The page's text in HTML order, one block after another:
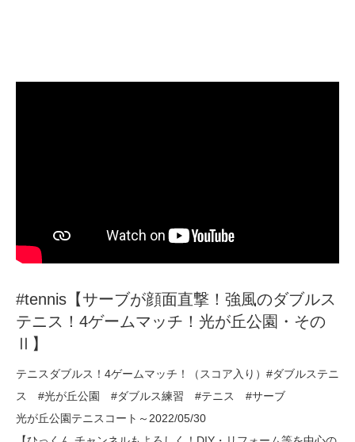
#tennis【サーブが顔面直撃！強風のダブルス
テニス！4ゲームマッチ！光が丘公園・その
Ⅱ】
テニスダブルス！4ゲームマッチ！（スコア入り）#ダブルステニ
ス #光が丘公園 #ダブルス練習 #テニス #サーブ
光が丘公園テニスコート～2022/05/30